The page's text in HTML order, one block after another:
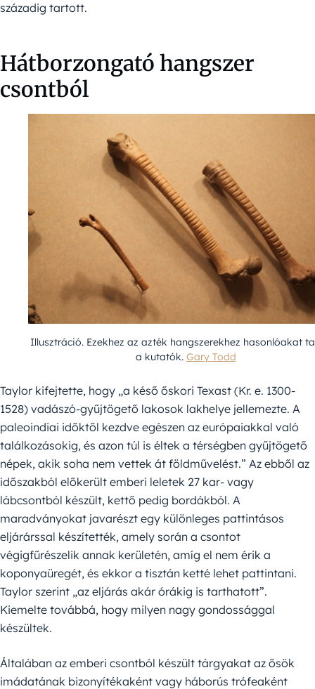
századig tartott.
Hátborzongató hangszer
csontból
Illusztráció. Ezekhez az azték hangszerekhez hasonlóakat
a kutatók. Gary Todd
Taylor kifejtette, hogy „a késő őskori Texast (Kr. e. 1300-
1528) vadászó-gyűjtögető lakosok lakhelye jellemezte. A
paleoindiai időktől kezdve egészen az európaiakkal való
találkozásokig, és azon túl is éltek a térségben gyűjtögető
népek, akik soha nem vettek át földművelést.” Az ebből az
időszakból előkerült emberi leletek 27 kar- vagy
lábcsontból készült, kettő pedig bordákból. A
maradványokat javarészt egy különleges pattintásos
eljárárssal készítették, amely során a csontot
végigfűrészelik annak kerületén, amíg el nem érik a
koponyaüregét, és ekkor a tisztán ketté lehet pattintani.
Taylor szerint „az eljárás akár órákig is tarthatott”.
Kiemelte továbbá, hogy milyen nagy gondossággal
készültek.
Általában az emberi csontból készült tárgyakat az ősök
imádatának bizonyítékaként vagy háborús trófeaként